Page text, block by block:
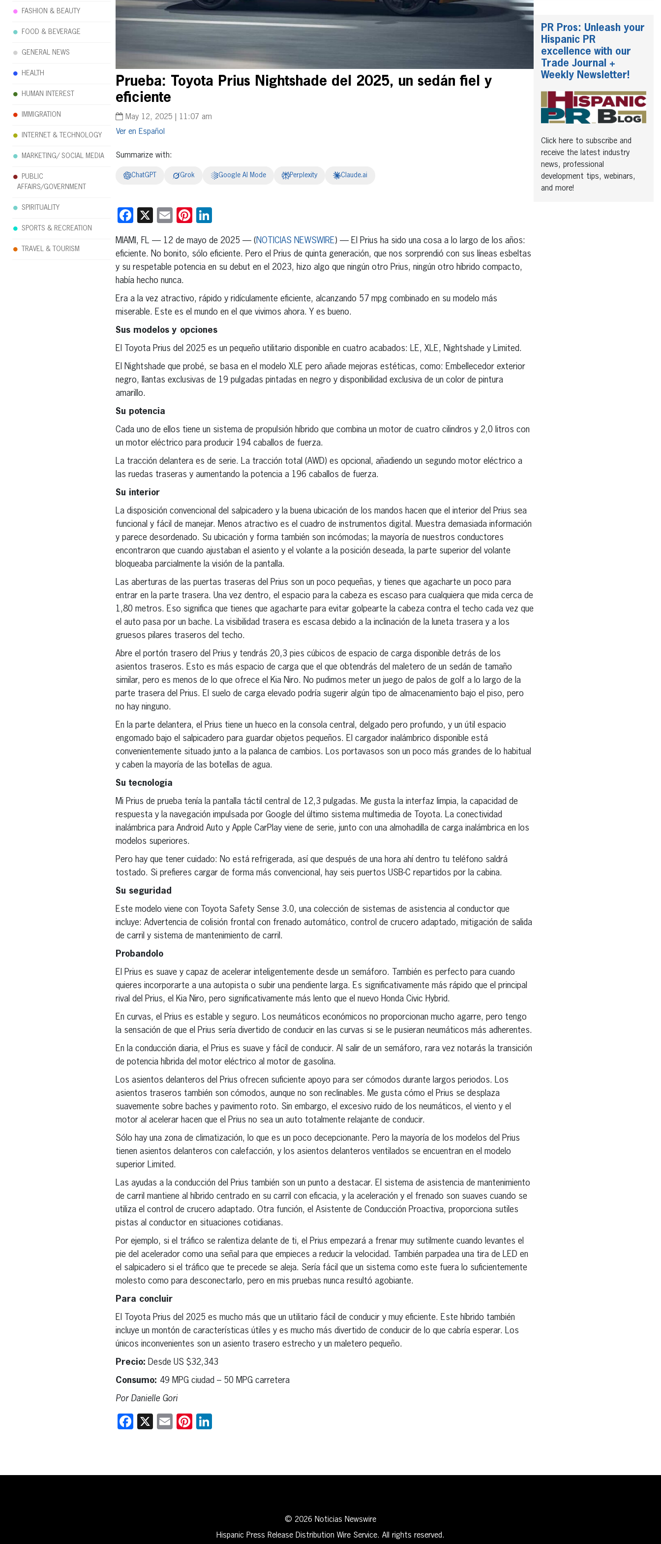
Prueba: Toyota Prius Nightshade del 2025, un sedán fiel y
eficiente
May 12, 2025 | 11:07 am
Español
Summarize with:
ChatGPT Grok Google AI Mode Perplexity Claude.ai
Facebook
X EmailPinterest
MIAMI, FL — 12 de mayo de 2025 — (NOTICIAS NEWSWIRE) — El Prius ha sido una cosa a lo largo de los años:
eficiente. No bonito, sólo eficiente. Pero el Prius de quinta generación, que nos sorprendió con sus líneas esbeltas
y su respetable potencia en su debut en el 2023, hizo algo que ningún otro Prius, ningún otro híbrido compacto,
había hecho nunca.
Era a la vez atractivo, rápido y ridículamente eficiente, alcanzando 57 mpg combinado en su modelo más
miserable. Este es el mundo en el que vivimos ahora. Y es bueno.
Sus modelos y opciones
El Toyota Prius del 2025 es un pequeño utilitario disponible en cuatro acabados: LE, XLE, Nightshade y Limited.
El Nightshade que probé, se basa en el modelo XLE pero añade mejoras estéticas, como: Embellecedor exterior
negro, llantas exclusivas de 19 pulgadas pintadas en negro y disponibilidad exclusiva de un color de pintura
amarillo.
Su potencia
Cada uno de ellos tiene un sistema de propulsión híbrido que combina un motor de cuatro cilindros y 2,0 litros con
un motor eléctrico para producir 194 caballos de fuerza.
La tracción delantera es de serie. La tracción total (AWD) es opcional, añadiendo un segundo motor eléctrico a
las ruedas traseras y aumentando la potencia a 196 caballos de fuerza.
Su interior
La disposición convencional del salpicadero y la buena ubicación de los mandos hacen que el interior del Prius sea
funcional y fácil de manejar. Menos atractivo es el cuadro de instrumentos digital. Muestra demasiada información
y parece desordenado. Su ubicación y forma también son incómodas; la mayoría de nuestros conductores
encontraron que cuando ajustaban el asiento y el volante a la posición deseada, la parte superior del volante
bloqueaba parcialmente la visión de la pantalla.
Las aberturas de las puertas traseras del Prius son un poco pequeñas, y tienes que agacharte un poco para
entrar en la parte trasera. Una vez dentro, el espacio para la cabeza es escaso para cualquiera que mida cerca de
1,80 metros. Eso significa que tienes que agacharte para evitar golpearte la cabeza contra el techo cada vez que
el auto pasa por un bache. La visibilidad trasera es escasa debido a la inclinación de la luneta trasera y a los
gruesos pilares traseros del techo.
Abre el portón trasero del Prius y tendrás 20,3 pies cúbicos de espacio de carga disponible detrás de los
asientos traseros. Esto es más espacio de carga que el que obtendrás del maletero de un sedán de tamaño
similar, pero es menos de lo que ofrece el Kia Niro. No pudimos meter un juego de palos de golf a lo largo de la
parte trasera del Prius. El suelo de carga elevado podría sugerir algún tipo de almacenamiento bajo el piso, pero
no hay ninguno.
En la parte delantera, el Prius tiene un hueco en la consola central, delgado pero profundo, y un útil espacio
engomado bajo el salpicadero para guardar objetos pequeños. El cargador inalámbrico disponible está
convenientemente situado junto a la palanca de cambios. Los portavasos son un poco más grandes de lo habitual
y caben la mayoría de las botellas de agua.
Su tecnología
Mi Prius de prueba tenía la pantalla táctil central de 12,3 pulgadas. Me gusta la interfaz limpia, la capacidad de
respuesta y la navegación impulsada por Google del último sistema multimedia de Toyota. La conectividad
inalámbrica para Android Auto y Apple CarPlay viene de serie, junto con una almohadilla de carga inalámbrica en los
modelos superiores.
Pero hay que tener cuidado: No está refrigerada, así que después de una hora ahí dentro tu teléfono saldrá
tostado. Si prefieres cargar de forma más convencional, hay seis puertos USB-C repartidos por la cabina.
Su seguridad
Este modelo viene con Toyota Safety Sense 3.0, una colección de sistemas de asistencia al conductor que
incluye: Advertencia de colisión frontal con frenado automático, control de crucero adaptado, mitigación de salida
de carril y sistema de mantenimiento de carril.
Probandolo
El Prius es suave y capaz de acelerar inteligentemente desde un semáforo. También es perfecto para cuando
quieres incorporarte a una autopista o subir una pendiente larga. Es significativamente más rápido que el principal
rival del Prius, el Kia Niro, pero significativamente más lento que el nuevo Honda Civic Hybrid.
En curvas, el Prius es estable y seguro. Los neumáticos económicos no proporcionan mucho agarre, pero tengo
la sensación de que el Prius sería divertido de conducir en las curvas si se le pusieran neumáticos más adherentes.
En la conducción diaria, el Prius es suave y fácil de conducir. Al salir de un semáforo, rara vez notarás la transición
de potencia híbrida del motor eléctrico al motor de gasolina.
Los asientos delanteros del Prius ofrecen suficiente apoyo para ser cómodos durante largos periodos. Los
asientos traseros también son cómodos, aunque no son reclinables. Me gusta cómo el Prius se desplaza
suavemente sobre baches y pavimento roto. Sin embargo, el excesivo ruido de los neumáticos, el viento y el
motor al acelerar hacen que el Prius no sea un auto totalmente relajante de conducir.
Sólo hay una zona de climatización, lo que es un poco decepcionante. Pero la mayoría de los modelos del Prius
tienen asientos delanteros con calefacción, y los asientos delanteros ventilados se encuentran en el modelo
superior Limited.
Las ayudas a la conducción del Prius también son un punto a destacar. El sistema de asistencia de mantenimiento
de carril mantiene al híbrido centrado en su carril con eficacia, y la aceleración y el frenado son suaves cuando se
utiliza el control de crucero adaptado. Otra función, el Asistente de Conducción Proactiva, proporciona sutiles
pistas al conductor en situaciones cotidianas.
Por ejemplo, si el tráfico se ralentiza delante de ti, el Prius empezará a frenar muy sutilmente cuando levantes el
pie del acelerador como una señal para que empieces a reducir la velocidad. También parpadea una tira de LED en
el salpicadero si el tráfico que te precede se aleja. Sería fácil que un sistema como este fuera lo suficientemente
molesto como para desconectarlo, pero en mis pruebas nunca resultó agobiante.
Para concluir
El Toyota Prius del 2025 es mucho más que un utilitario fácil de conducir y muy eficiente. Este híbrido también
incluye un montón de características útiles y es mucho más divertido de conducir de lo que cabría esperar. Los
únicos inconvenientes son un asiento trasero estrecho y un maletero pequeño.
Precio: Desde US $32,343
Consumo: 49 MPG ciudad – 50 MPG carretera
Por Danielle Gori
Facebook
X EmailPinterest
PR Pros: Unleash your
Hispanic PR
excellence with our
Trade Journal +
Weekly Newsletter!
Click here to subscribe and
receive the latest industry
news, professional
development tips, webinars,
and more!
FASHION & BEAUTY
FOOD & BEVERAGE
GENERAL NEWS
HEALTH
HUMAN INTEREST
IMMIGRATION
INTERNET & TECHNOLOGY
MARKETING/ SOCIAL MEDIA
PUBLIC
AFFAIRS/GOVERNMENT
SPIRITUALITY
SPORTS & RECREATION
TRAVEL & TOURISM
© 2026 Noticias Newswire
Hispanic Press Release Distribution Wire Service. All rights reserved.